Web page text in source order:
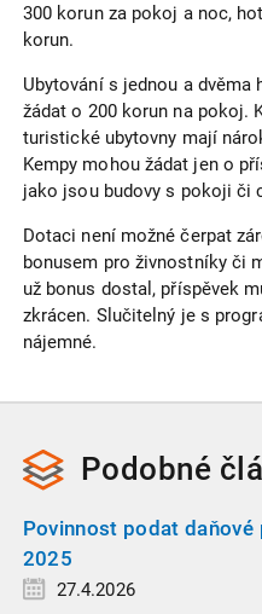
300 korun za pokoj a noc,
korun.
Ubytování s jednou a dvěma
žádat o 200 korun na pokoj.
turistické ubytovny mají
Kempy mohou žádat jen o
jako jsou budovy s pokoji či
Dotaci není možné čerpat
bonusem pro živnostníky či
už bonus dostal, příspěvek
zkrácen. Slučitelný je s
nájemné.
Podobné
Povinnost podat daňové
2025
27.4.2026